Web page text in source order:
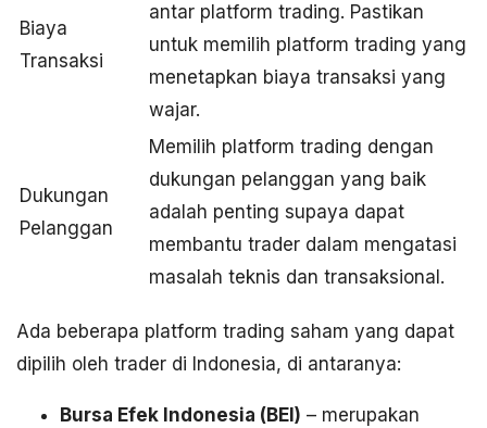
Biaya
Transaksi
antar platform trading. Pastikan
untuk memilih platform trading yang
menetapkan biaya transaksi yang
wajar.
Dukungan
Pelanggan
Memilih platform trading dengan
dukungan pelanggan yang baik
adalah penting supaya dapat
membantu trader dalam mengatasi
masalah teknis dan transaksional.
Ada beberapa platform trading saham yang dapat
dipilih oleh trader di Indonesia, di antaranya:
Bursa Efek Indonesia (BEI) – merupakan